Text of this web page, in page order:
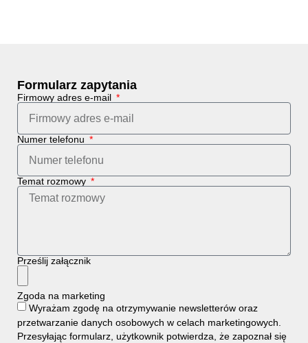
Formularz zapytania
Firmowy adres e-mail
Numer telefonu
Temat rozmowy
Prześlij załącznik
Zgoda na marketing
Wyrażam zgodę na otrzymywanie newsletterów oraz
przetwarzanie danych osobowych w celach marketingowych.
Przesyłając formularz, użytkownik potwierdza, że zapoznał się